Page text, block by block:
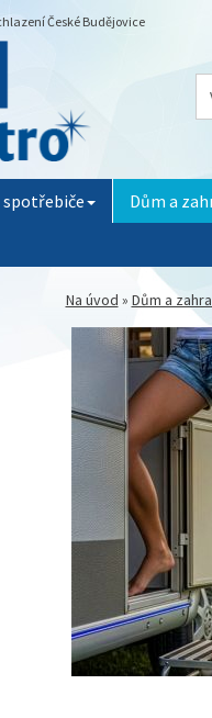
České Budějovice
Dům a
Na úvod » Dům a